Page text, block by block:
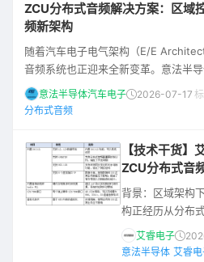
方案。 E3118 单
件实现的完整技
ZCU分布式音频解决方案：区域
频新架构
随着汽车电子电气架构（E/E
音频系统也正迎来全新变革。意法半
阵，推出以Stellar G系列MCU为核心
方案，搭载电源管理芯片、STi2Fuse
高竞争力的音频系统解决方案。 区域
辑 传统集
意法半导体汽车电子 2026-07-17 标
分布式音频
【技术干货】
ZCU分布式音
背景：区域架构
构正经历从分布
（Domain），再
定义汽车这个方
艾睿电子
意法半导体 艾睿